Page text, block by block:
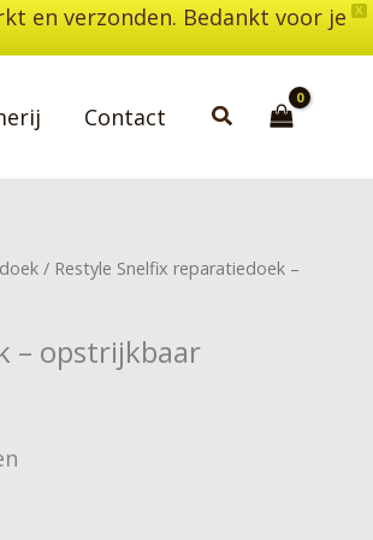
X
en verzonden. Bedankt voor je
Contact Zoeken
/ Restyle Snelfix reparatiedoek –
– opstrijkbaar